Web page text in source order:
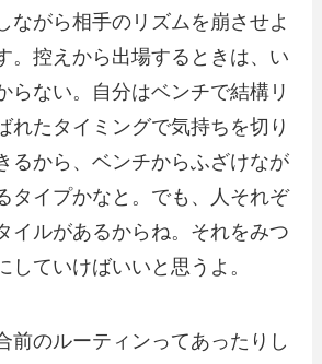
ながら相手のリズムを崩させよ
。控えから出場するときは、い
らない。自分はベンチで結構リ
れたタイミングで気持ちを切り
るから、ベンチからふざけなが
タイプかなと。でも、人それぞ
イルがあるからね。それをみつ
していけばいいと思うよ。
前のルーティンってあったりし